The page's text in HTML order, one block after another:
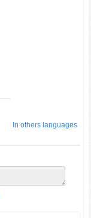
In others languages